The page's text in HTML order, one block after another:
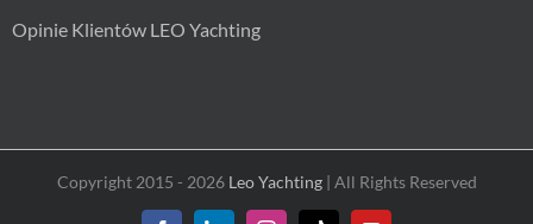
Opinie Klientów LEO Yachting
Copyright 2015 - 2026 Leo Yachting| All Rights Reserved